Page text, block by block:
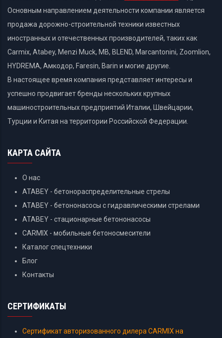
Основным направлением деятельности компании является
продажа дорожно-строительной техники известных
иностранных и отечественных производителей, таких как
Carmix, Atabey, Menzi Muck, MB, BLEND, Marcantonini, Zoomlion,
HYDREMA, Амкодор, Faresin, Barin и могие другие.
В настоящее время компания представляет интересы и
успешно продвигает бренды нескольких крупных
машиностроительных предприятий Италии, Швейцарии,
Турции и Китая на территории Российской Федерации.
КАРТА САЙТА
О нас
ATABEY - бетонораспределительные стрелы
ATABEY - бетононасосы с гидравлическими стрелами
ATABEY - стационарные бетононасосы
CARMIX - мобильные бетоносмесители
Каталог спецтехники
Блог
Контакты
СЕРТИФИКАТЫ
Сертификат авторизованного дилера CARMIX на